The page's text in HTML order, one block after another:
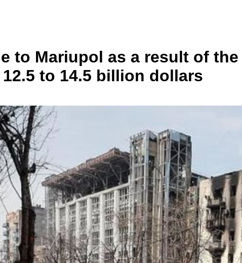
to Mariupol as a result of
to 14.5 billion dollars